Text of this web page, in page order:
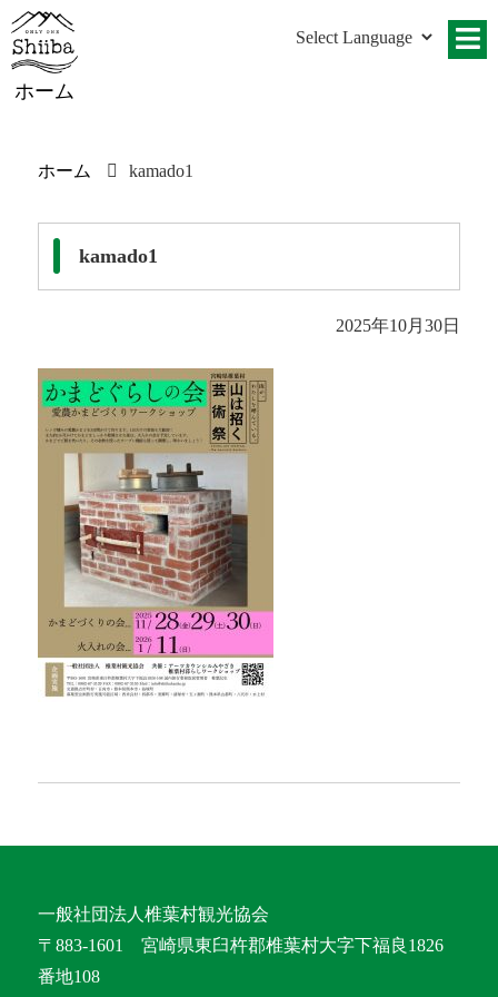
ホーム
ホーム kamado1
kamado1
2025年10月30日
一般社団法人椎葉村観光協会
〒883-1601 宮崎県東臼杵郡椎葉村大字下福良1826
番地108